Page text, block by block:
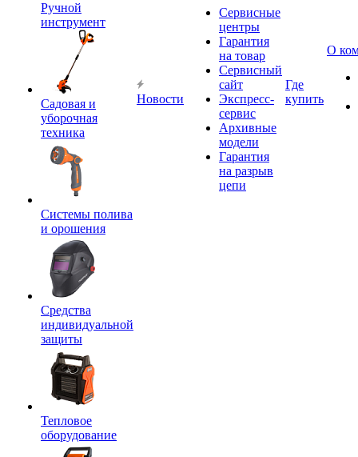
Ручной
инструмент
Садовая и
уборочная
техника
Системы полива
и орошения
Средства
индивидуальной
защиты
Тепловое
оборудование
Новости
Сервисные
центры
Гарантия
на товар
Сервисный
сайт
Экспресс-
сервис
Архивные
модели
Гарантия
на разрыв
цепи
Где
купить
О